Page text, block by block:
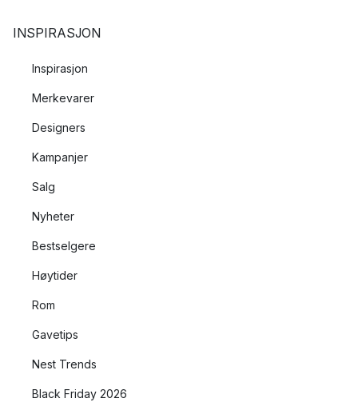
INSPIRASJON
Inspirasjon
Merkevarer
Designers
Kampanjer
Salg
Nyheter
Bestselgere
Høytider
Rom
Gavetips
Nest Trends
Black Friday 2026